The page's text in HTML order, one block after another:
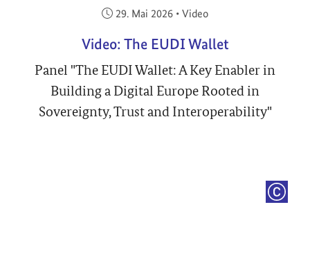
Veröffentlicht am:
29. Mai 2026 • Video
Video: The EUDI Wallet
Panel "The EUDI Wallet: A Key Enabler in
Building a Digital Europe Rooted in
Sovereignty, Trust and Interoperability"